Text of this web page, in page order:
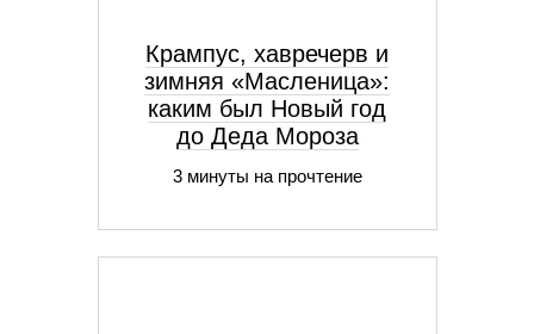
Крампус, хавречерв и
зимняя «Масленица»:
каким был Новый год
до Деда Мороза
3 минуты на прочтение